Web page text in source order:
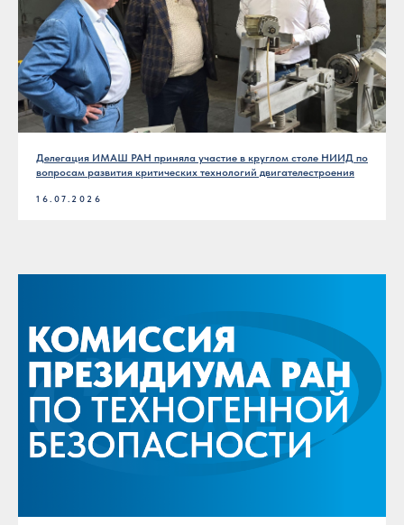
Делегация ИМАШ РАН приняла участие в круглом столе НИИД по
вопросам развития критических технологий двигателестроения
16.07.2026